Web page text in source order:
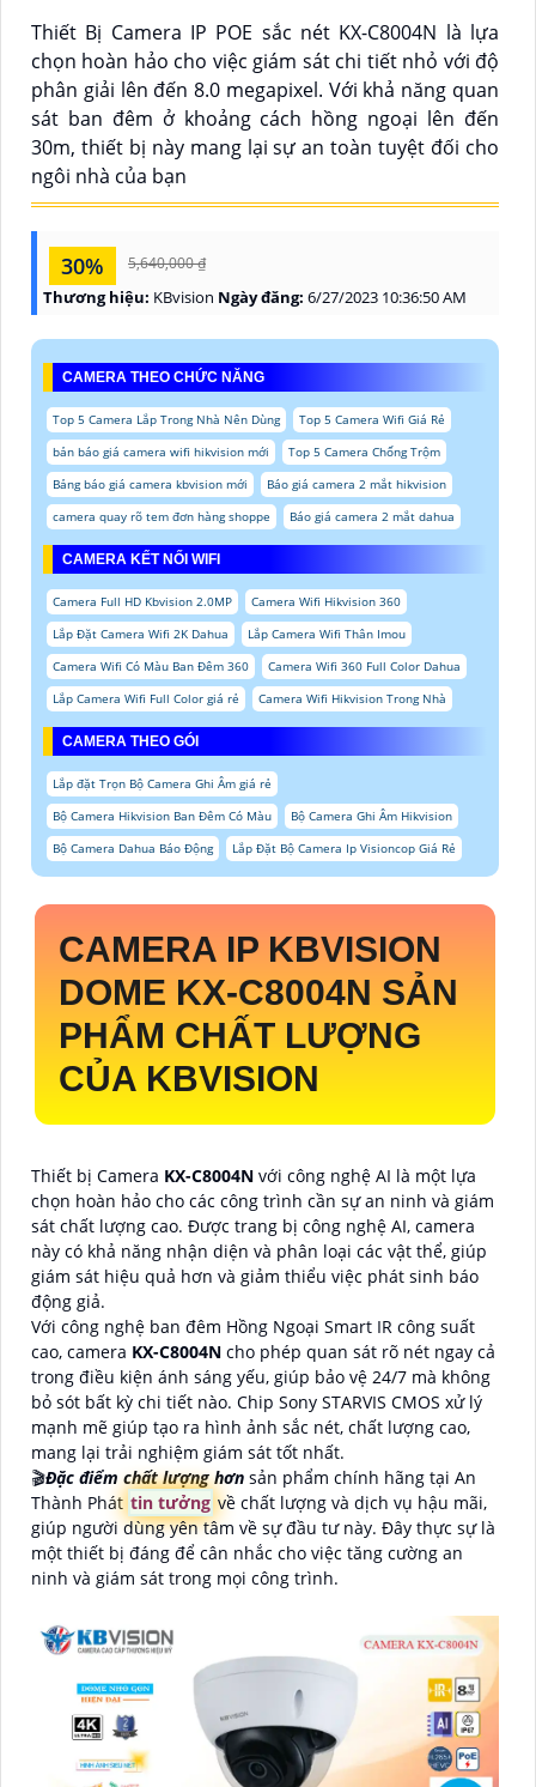
Thiết Bị Camera IP POE sắc nét KX-C8004N là lựa
chọn hoàn hảo cho việc giám sát chi tiết nhỏ với độ
phân giải lên đến 8.0 megapixel. Với khả năng quan
sát ban đêm ở khoảng cách hồng ngoại lên đến
30m, thiết bị này mang lại sự an toàn tuyệt đối cho
ngôi nhà của bạn
30% 5,640,000 ₫
Thương hiệu: KBvision Ngày đăng: 6/27/2023 10:36:50 AM
CAMERA THEO CHỨC NĂNG
Top 5 Camera Lắp Trong Nhà Nên Dùng
Top 5 Camera Wifi Giá Rẻ
bản báo giá camera wifi hikvision mới
Top 5 Camera Chống Trộm
Bảng báo giá camera kbvision mới
Báo giá camera 2 mắt hikvision
camera quay rõ tem đơn hàng shoppe
Báo giá camera 2 mắt dahua
CAMERA KẾT NỐI WIFI
Camera Full HD Kbvision 2.0MP
Camera Wifi Hikvision 360
Lắp Đặt Camera Wifi 2K Dahua
Lắp Camera Wifi Thân Imou
Camera Wifi Có Màu Ban Đêm 360
Camera Wifi 360 Full Color Dahua
Lắp Camera Wifi Full Color giá rẻ
Camera Wifi Hikvision Trong Nhà
CAMERA THEO GÓI
Lắp đặt Trọn Bộ Camera Ghi Âm giá rẻ
Bộ Camera Hikvision Ban Đêm Có Màu
Bộ Camera Ghi Âm Hikvision
Bộ Camera Dahua Báo Động
Lắp Đặt Bộ Camera Ip Visioncop Giá Rẻ
CAMERA IP KBVISION
DOME KX-C8004N SẢN
PHẨM CHẤT LƯỢNG
CỦA KBVISION
Thiết bị Camera KX-C8004N với công nghệ AI là một lựa
chọn hoàn hảo cho các công trình cần sự an ninh và giám
sát chất lượng cao. Được trang bị công nghệ AI, camera
này có khả năng nhận diện và phân loại các vật thể, giúp
giám sát hiệu quả hơn và giảm thiểu việc phát sinh báo
động giả.
Với công nghệ ban đêm Hồng Ngoại Smart IR công suất
cao, camera KX-C8004N cho phép quan sát rõ nét ngay cả
trong điều kiện ánh sáng yếu, giúp bảo vệ 24/7 mà không
bỏ sót bất kỳ chi tiết nào. Chip Sony STARVIS CMOS xử lý
mạnh mẽ giúp tạo ra hình ảnh sắc nét, chất lượng cao,
mang lại trải nghiệm giám sát tốt nhất.
🎬Đặc điểm chất lượng hơn sản phẩm chính hãng tại An
Thành Phát tin tưởng về chất lượng và dịch vụ hậu mãi,
giúp người dùng yên tâm về sự đầu tư này. Đây thực sự là
một thiết bị đáng để cân nhắc cho việc tăng cường an
ninh và giám sát trong mọi công trình.